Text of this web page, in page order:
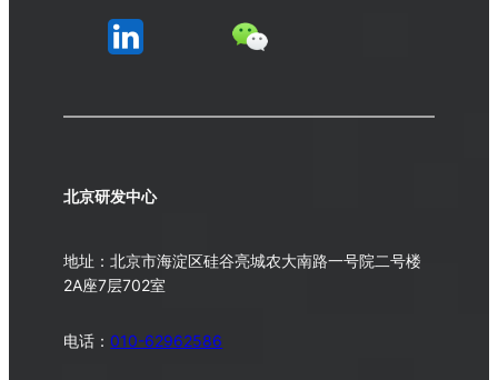
北京研发中心
地址：北京市海淀区硅谷亮城农大南路一号院二号楼
2A座7层702室
电话：010-62962586